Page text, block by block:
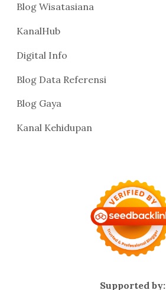
Blog Wisatasiana
KanalHub
Digital Info
Blog Data Referensi
Blog Gaya
Kanal Kehidupan
Supported by: